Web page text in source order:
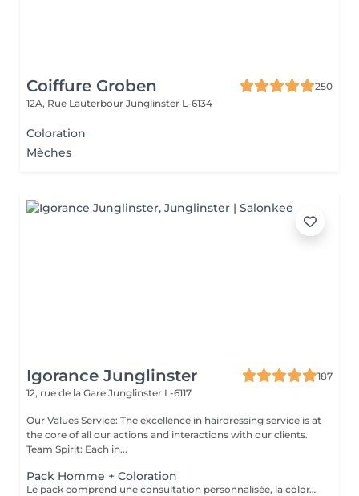
Coiffure Groben
250
12A, Rue Lauterbour Junglinster L-6134
Coloration
Mèches
Igorance Junglinster
187
12, rue de la Gare Junglinster L-6117
Our Values Service: The excellence in hairdressing service is at
the core of all our actions and interactions with our clients.
Team Spirit: Each in...
Pack Homme + Coloration
Le pack comprend une consultation personnalisée, la coloration avec les produits LOREAL PROFESSIONNEL , shampooing et conditionneur spécifiques REDKEN , la coupe IGORANCE ( finitions sur cheveux secs) , les produits de styling REDKEN * Tarifs à titre indicatifs à confirmer après la consultation personnalisée établit auprès de votre coiffeur/stylist/spécialiste * La direction se réserve le droit d’apporter des modifications pour le bon fonctionnement du salon